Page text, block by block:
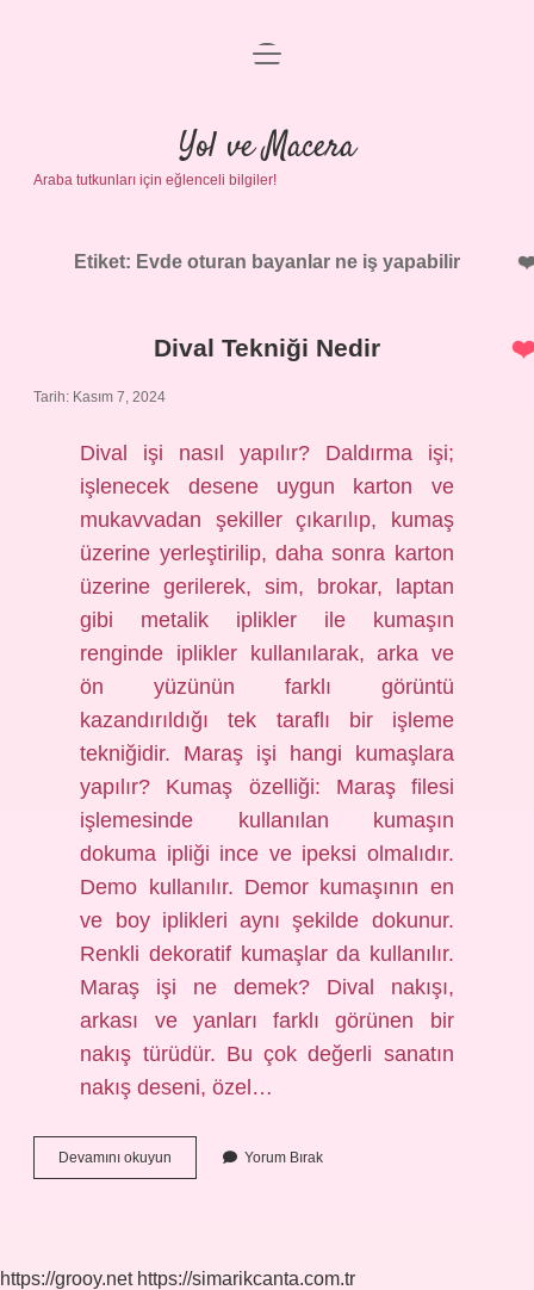
Anasayfa
Gizlilik Politikası
Yasal Uyarı
menüyü
Yol ve Macera
Araba tutkunları için eğlenceli bilgiler!
Etiket: Evde oturan bayanlar ne iş yapabilir
Dival Tekniği Nedir
Tarih: Kasım 7, 2024
Dival işi nasıl yapılır? Daldırma işi;
işlenecek desene uygun karton ve
mukavvadan şekiller çıkarılıp, kumaş
üzerine yerleştirilip, daha sonra karton
üzerine gerilerek, sim, brokar, laptan
gibi metalik iplikler ile kumaşın
renginde iplikler kullanılarak, arka ve
ön yüzünün farklı görüntü
kazandırıldığı tek taraflı bir işleme
tekniğidir. Maraş işi hangi kumaşlara
yapılır? Kumaş özelliği: Maraş filesi
işlemesinde kullanılan kumaşın
dokuma ipliği ince ve ipeksi olmalıdır.
Demo kullanılır. Demor kumaşının en
ve boy iplikleri aynı şekilde dokunur.
Renkli dekoratif kumaşlar da kullanılır.
Maraş işi ne demek? Dival nakışı,
arkası ve yanları farklı görünen bir
nakış türüdür. Bu çok değerli sanatın
nakış deseni, özel…
Devamını okuyun
Tekniği
Yorum Bırak
https://grooy.net https://simarikcanta.com.tr